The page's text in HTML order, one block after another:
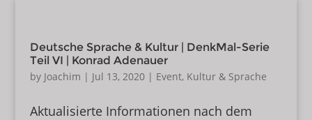
Deutsche Sprache & Kultur | DenkMal-Serie
Teil VI | Konrad Adenauer
by Joachim | Jul 13, 2020| Event, Kultur & Sprache
Aktualisierte Informationen nach dem